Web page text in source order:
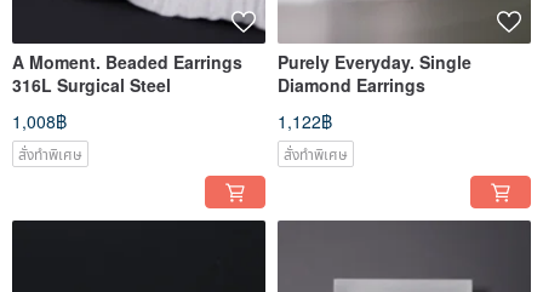
A Moment. Beaded Earrings
316L Surgical Steel
1,008฿
สั่งทำพิเศษ
Purely Everyday. Single
Diamond Earrings
1,122฿
สั่งทำพิเศษ